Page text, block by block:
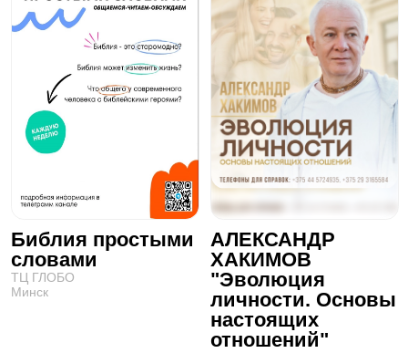
Библия простыми
словами
ТЦ ГЛОБО
Минск
АЛЕКСАНДР
ХАКИМОВ
"Эволюция
личности. Основы
настоящих
отношений"